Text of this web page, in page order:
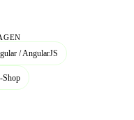
/ AngularJS
Shop